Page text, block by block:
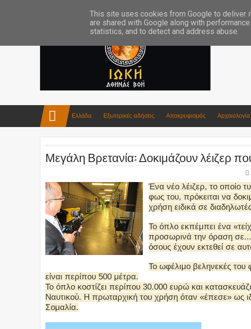
Ελλάδα Εξωτερικές ειδήσεις Αποκρυφισμός Αρχαιολογία
Μεγάλη Βρετανία: Δοκιμάζουν λέιζερ
Ένα νέο λέιζερ, το οποίο
φως του, πρόκειται να
χρήση ειδικά σε
Το όπλο εκπέμπει ένα
προσωρινά την όραση σε...
όσους έχουν εκτεθεί σε
Το ωφέλιμο βεληνεκές
είναι περίπου 500 μέτρα.
Το όπλο κοστίζει περίπου 30.000 ευρώ και
Ναυτικού. Η πρωταρχική του χρήση όταν «έπεσε» ως
Σομαλία.
This site uses cookies from Google to deliver
are shared with Google along with
statistics, and to detect and address abuse.